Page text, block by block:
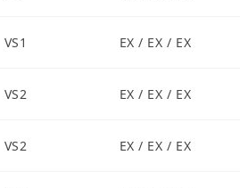
VS1 EX / EX / EX
VS2 EX / EX / EX
VS2 EX / EX / EX